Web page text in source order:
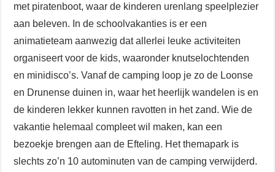
met piratenboot, waar de kinderen urenlang speelplezier
aan beleven. In de schoolvakanties is er een
animatieteam aanwezig dat allerlei leuke activiteiten
organiseert voor de kids, waaronder knutselochtenden
en minidisco’s. Vanaf de camping loop je zo de Loonse
en Drunense duinen in, waar het heerlijk wandelen is en
de kinderen lekker kunnen ravotten in het zand. Wie de
vakantie helemaal compleet wil maken, kan een
bezoekje brengen aan de Efteling. Het themapark is
slechts zo’n 10 autominuten van de camping verwijderd.